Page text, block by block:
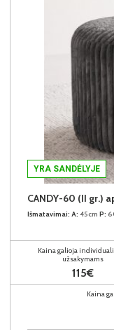
YRA SANDĖLYJE
CANDY-60 (II gr.)
Išmatavimai: A: 45cm P:
Kaina galioja
užsakymams
115€
Kaina